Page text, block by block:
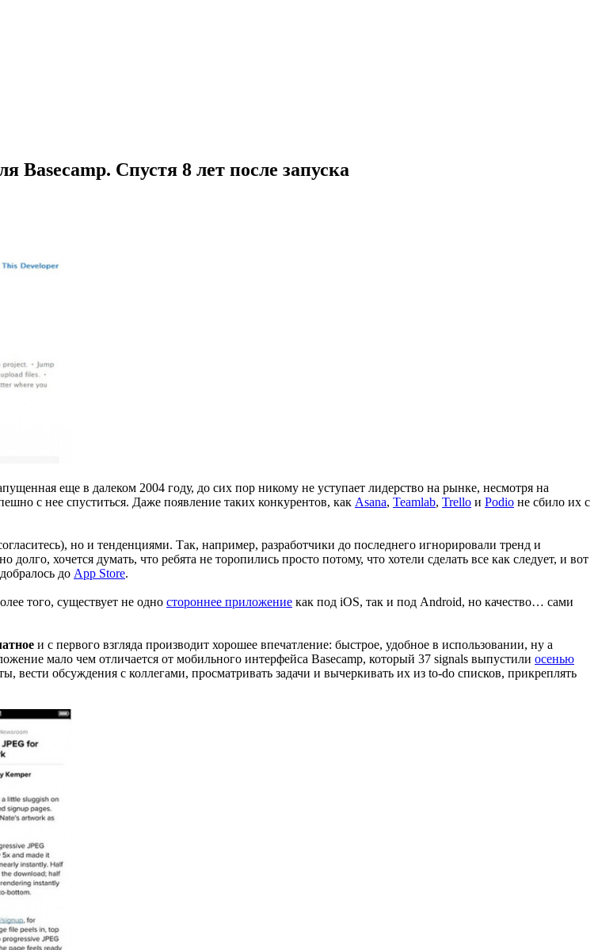
Basecamp. Спустя 8 лет после запуска
еще в далеком 2004 году, до сих пор никому не уступает лидерство на рынке, несмотря на
с нее спуститься. Даже появление таких конкурентов, как Asana, Teamlab, Trello и Podio не сбило их с
но и тенденциями. Так, например, разработчики до последнего игнорировали тренд и
хочется думать, что ребята не торопились просто потому, что хотели сделать все как следует, и вот
добралось до App Store.
того, существует не одно стороннее приложение как под iOS, так и под Android, но качество… сами
и с первого взгляда производит хорошее впечатление: быстрое, удобное в использовании, ну а
мало чем отличается от мобильного интерфейса Basecamp, который 37 signals выпустили осенью
вести обсуждения с коллегами, просматривать задачи и вычеркивать их из to-do списков, прикреплять